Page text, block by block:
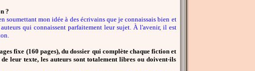
?
mon idée à des écrivains que je connaissais bien et
qui connaissent parfaitement leur sujet. À l'avenir, il est
fixe (160 pages), du dossier qui complète chaque fiction et
leur texte, les auteurs sont totalement libres ou doivent-ils